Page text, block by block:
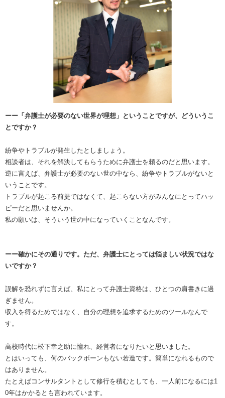
ーー「弁護士が必要のない世界が理想」ということですが、どういうこ
とですか？
紛争やトラブルが発生したとしましょう。
相談者は、それを解決してもらうために弁護士を頼るのだと思います。
逆に言えば、弁護士が必要のない世の中なら、紛争やトラブルがないと
いうことです。
トラブルが起こる前提ではなくて、起こらない方がみんなにとってハッ
ピーだと思いませんか。
私の願いは、そういう世の中になっていくことなんです。
ーー確かにその通りです。ただ、弁護士にとっては悩ましい状況ではな
いですか？
誤解を恐れずに言えば、私にとって弁護士資格は、ひとつの肩書きに過
ぎません。
収入を得るためではなく、自分の理想を追求するためのツールなんで
す。
高校時代に松下幸之助に憧れ、経営者になりたいと思いました。
とはいっても、何のバックボーンもない若造です。簡単になれるもので
はありません。
たとえばコンサルタントとして修行を積むとしても、一人前になるには1
0年はかかるとも言われています。